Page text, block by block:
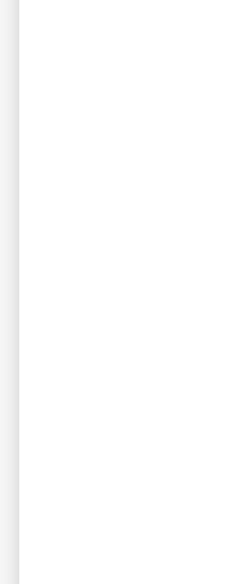
En dessous de
Ne pas
Si vous avez
POUR CENT
Aucun signe
de la
vous pensez
votre enfant
CENT SANS
saccharine
qu'il ne le fallait
effets
cette notice,